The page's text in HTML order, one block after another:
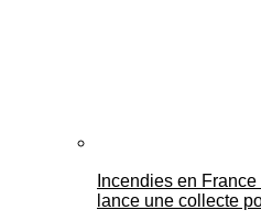
Incendies en
lance une collecte